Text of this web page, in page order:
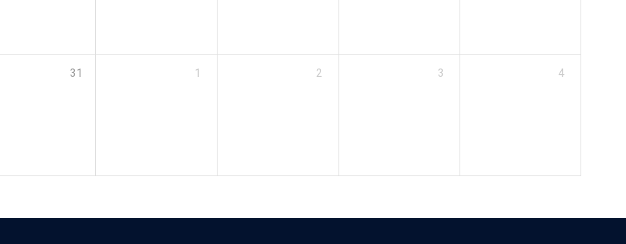
31 1 2 3 4